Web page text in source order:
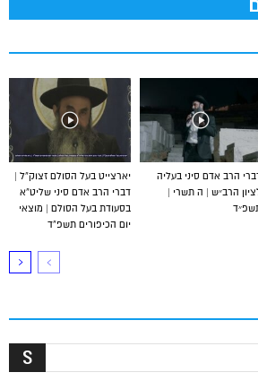
יארצייט בעל הסולם זצוק”ל |
דברי הרב אדם סיני שליט”א
בסעודת בעל הסולם | מוצאי
יום הכיפורים תשפ”ד
הרב אדם סיני בעליה
הרב״ש | ה תשרי |